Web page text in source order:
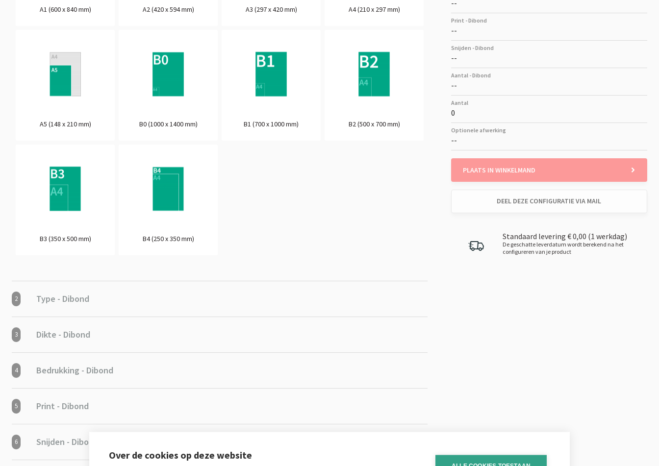
Over de cookies op deze website
A1 (600 x 840 mm) A2 (420 x 594 mm) A3 (297 x 420 mm) A4 (210 x 297 mm)
A5 (148 x 210 mm) B0 (1000 x 1400 mm) B1 (700 x 1000 mm) B2 (500 x 700 mm)
B3 (350 x 500 mm) B4 (250 x 350 mm)
2 Type - Dibond
3 Dikte - Dibond
4 Bedrukking - Dibond
5 Print - Dibond
6 Snijden - Dibond
--
Print - Dibond
--
Snijden - Dibond
--
Aantal - Dibond
--
Aantal
0
Optionele afwerking
--
PLAATS IN WINKELMAND
DEEL DEZE CONFIGURATIE VIA MAIL
Standaard levering € 0,00 (1 werkdag)
De geschatte leverdatum wordt berekend na het
configureren van je product